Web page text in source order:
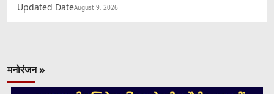
Updated DateAugust 9, 2026
मनोरंजन »